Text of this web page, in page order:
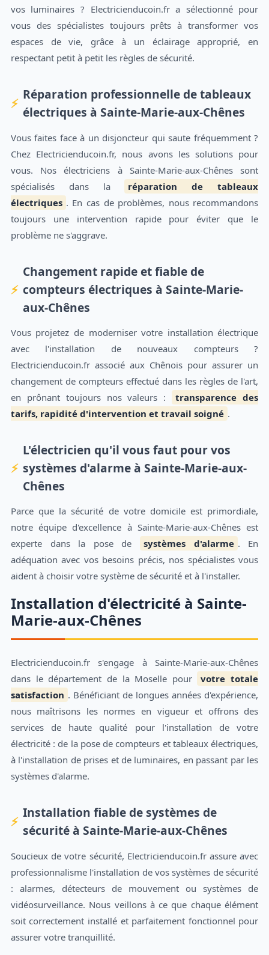
vos luminaires ? Electricienducoin.fr a sélectionné pour
vous des spécialistes toujours prêts à transformer vos
espaces de vie, grâce à un éclairage approprié, en
respectant petit à petit les règles de sécurité.
Réparation professionnelle de tableaux
électriques à Sainte-Marie-aux-Chênes
Vous faites face à un disjoncteur qui saute fréquemment ?
Chez Electricienducoin.fr, nous avons les solutions pour
vous. Nos électriciens à Sainte-Marie-aux-Chênes sont
spécialisés dans la
réparation de tableaux
électriques . En cas de problèmes, nous recommandons
toujours une intervention rapide pour éviter que le
problème ne s'aggrave.
Changement rapide et fiable de
compteurs électriques à Sainte-Marie-
aux-Chênes
Vous projetez de moderniser votre installation électrique
avec l'installation de nouveaux compteurs ?
Electricienducoin.fr associé aux Chênois pour assurer un
changement de compteurs effectué dans les règles de l'art,
en prônant toujours nos valeurs :
transparence des
tarifs, rapidité d'intervention et travail soigné .
L'électricien qu'il vous faut pour vos
systèmes d'alarme à Sainte-Marie-aux-
Chênes
Parce que la sécurité de votre domicile est primordiale,
notre équipe d'excellence à Sainte-Marie-aux-Chênes est
experte dans la pose de
systèmes d'alarme . En
adéquation avec vos besoins précis, nos spécialistes vous
aident à choisir votre système de sécurité et à l'installer.
Installation d'électricité à Sainte-
Marie-aux-Chênes
Electricienducoin.fr s'engage à Sainte-Marie-aux-Chênes
dans le département de la Moselle pour
votre totale
satisfaction . Bénéficiant de longues années d'expérience,
nous maîtrisons les normes en vigueur et offrons des
services de haute qualité pour l'installation de votre
électricité : de la pose de compteurs et tableaux électriques,
à l'installation de prises et de luminaires, en passant par les
systèmes d'alarme.
Installation fiable de systèmes de
sécurité à Sainte-Marie-aux-Chênes
Soucieux de votre sécurité, Electricienducoin.fr assure avec
professionnalisme l'installation de vos systèmes de sécurité
: alarmes, détecteurs de mouvement ou systèmes de
vidéosurveillance. Nous veillons à ce que chaque élément
soit correctement installé et parfaitement fonctionnel pour
assurer votre tranquillité.